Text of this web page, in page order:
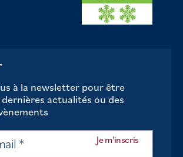
à la newsletter pour être
actualités ou des